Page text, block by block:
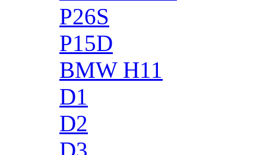
P26S
P15D
BMW H11
D1
D2
D3